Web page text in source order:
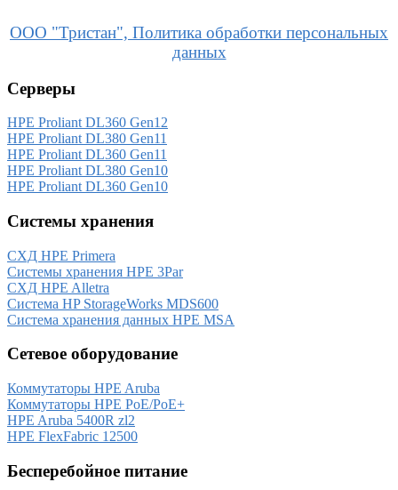
ООО "Тристан", Политика обработки персональных
данных
Серверы
HPE Proliant DL360 Gen12
HPE Proliant DL380 Gen11
HPE Proliant DL360 Gen11
HPE Proliant DL380 Gen10
HPE Proliant DL360 Gen10
Системы хранения
СХД HPE Primera
Системы хранения HPE 3Par
СХД HPE Alletra
Система HP StorageWorks MDS600
Система хранения данных HPE MSA
Сетевое оборудование
Коммутаторы HPE Aruba
Коммутаторы HPE PoE/PoE+
HPE Aruba 5400R zl2
HPE FlexFabric 12500
Бесперебойное питание